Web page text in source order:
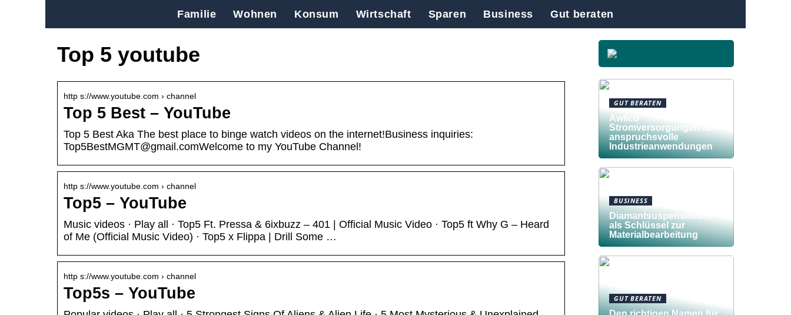
Familie Wohnen Konsum Wirtschaft Sparen Business Gut beraten
Top 5 youtube
http s://www.youtube.com › channel
Top 5 Best – YouTube
Top 5 Best Aka The best place to binge watch videos on the internet!Business inquiries:
Top5BestMGMT@gmail.comWelcome to my YouTube Channel!
http s://www.youtube.com › channel
Top5 – YouTube
Music videos · Play all · Top5 Ft. Pressa & 6ixbuzz – 401 | Official Music Video · Top5 ft Why G – Heard
of Me (Official Music Video) · Top5 x Flippa | Drill Some …
http s://www.youtube.com › channel
Top5s – YouTube
GUT BERATEN
Awilco
Stromversorgungen für
anspruchsvolle
Industrieanwendungen
BUSINESS
Diamantsuspensionen
als Schlüssel zur
Materialbearbeitung
GUT BERATEN